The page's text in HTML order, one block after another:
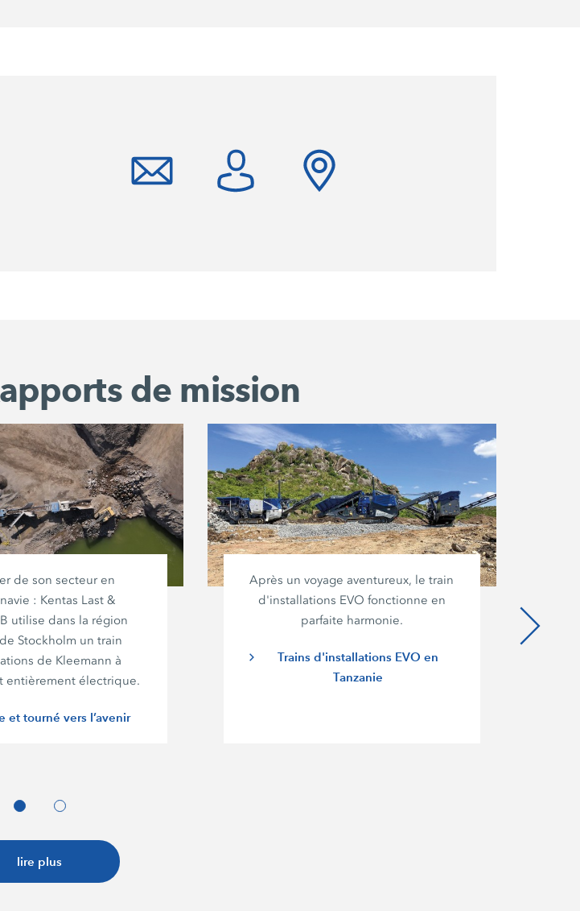
de mission
de son secteur en
: Kentas Last &
utilise dans la région
Stockholm un train
de Kleemann à
entièrement électrique.
et tourné vers l’avenir
Après un voyage aventureux, le train
d'installations EVO fonctionne en
parfaite harmonie.
Trains d'installations EVO en
Tanzanie
lire plus